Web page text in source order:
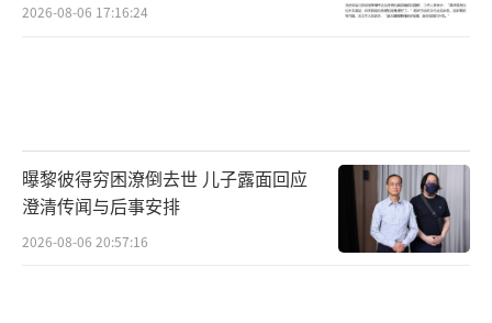
2026-08-06 17:16:24
曝黎彼得穷困潦倒去世 儿子露面回应
澄清传闻与后事安排
2026-08-06 20:57:16